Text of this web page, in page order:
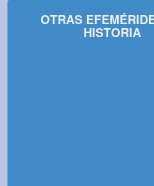
OTRAS
HISTORIA